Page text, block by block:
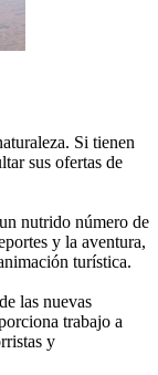
Si tienen
sus ofertas de
nutrido número de
y la aventura,
turística.
las nuevas
trabajo a
y